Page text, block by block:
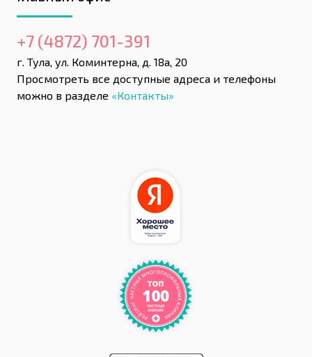
+7 (4872) 701-391
г. Тула, ул. Коминтерна, д. 18а, 20
Просмотреть все доступные адреса и телефоны
можно в разделе «Контакты»